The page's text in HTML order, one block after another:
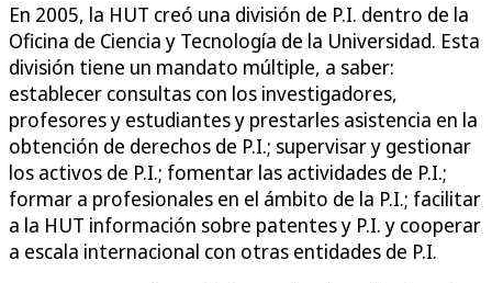
En 2005, la HUT creó una división de P.I. dentro de la
Oficina de Ciencia y Tecnología de la Universidad. Esta
división tiene un mandato múltiple, a saber:
establecer consultas con los investigadores,
profesores y estudiantes y prestarles asistencia en la
obtención de derechos de P.I.; supervisar y gestionar
los activos de P.I.; fomentar las actividades de P.I.;
formar a profesionales en el ámbito de la P.I.; facilitar
a la HUT información sobre patentes y P.I. y cooperar
a escala internacional con otras entidades de P.I.